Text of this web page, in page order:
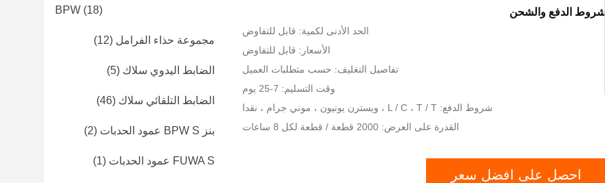
شروط الدفع والشحن
الحد الأدنى لكمية: قابل للتفاوض
الأسعار: قابل للتفاوض
تفاصيل التغليف: حسب متطلبات العميل
وقت التسليم: 7-25 يوم
شروط الدفع: L / C ، T / T ، ويسترن يونيون ، موني جرام ، نقدا
القدرة على العرض: 2000 قطعة / قطعة لكل 8 ساعات
احصل على افضل سعر
BPW (18)
مجموعة حذاء الفرامل (12)
الضابط اليدوي سلاك (5)
الضابط التلقائي سلاك (46)
بنز BPW S عمود الحدبات (2)
FUWA S عمود الحدبات (1)